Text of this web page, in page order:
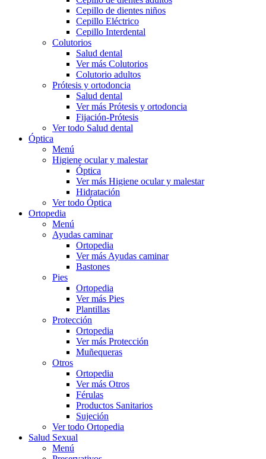
Cepillo de dientes niños
Cepillo Eléctrico
Cepillo Interdental
Colutorios
Salud dental
Ver más Colutorios
Colutorio adultos
Prótesis y ortodoncia
Salud dental
Ver más Prótesis y ortodoncia
Fijación-Prótesis
Ver todo Salud dental
Óptica
Menú
Higiene ocular y malestar
Óptica
Ver más Higiene ocular y malestar
Hidratación
Ver todo Óptica
Ortopedia
Menú
Ayudas caminar
Ortopedia
Ver más Ayudas caminar
Bastones
Pies
Ortopedia
Ver más Pies
Plantillas
Protección
Ortopedia
Ver más Protección
Muñequeras
Otros
Ortopedia
Ver más Otros
Férulas
Productos Sanitarios
Sujeción
Ver todo Ortopedia
Salud Sexual
Menú